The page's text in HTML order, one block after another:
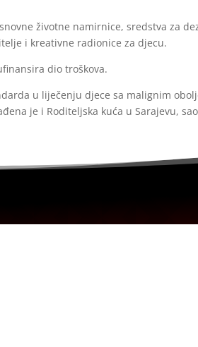
životne namirnice, sredstva za
i kreativne radionice za djecu.
dio troškova.
u liječenju djece sa malignim
je i Roditeljska kuća u Sarajevu,